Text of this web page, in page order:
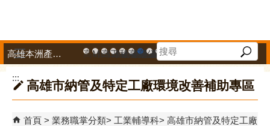
高雄市政府中小企業升級輔導網站
MEGABAY大港創艦
高雄金融科技創新園區
工廠登記線上申辦系統
和發產業園區
高雄工業資訊平台
高雄本洲產業園區服務中心
公司、商業登記主題網
高雄市友善商家
高雄市政府經濟發展局-
工業管線防災教育資
高雄市綠能管理資
高雄市綠能管理
高雄淨零商轉
高雄招商網
高雄會展網
專刊『
雄心
「我
高雄本洲產業園區服務中心
:::
高雄市納管及特定工廠環境改善補助專區
首頁 業務職掌分類 工業輔導科
高雄市納管及特定工廠